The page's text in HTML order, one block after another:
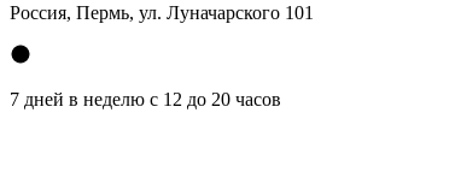
Россия, Пермь, ул. Луначарского 101
7 дней в неделю с 12 до 20 часов